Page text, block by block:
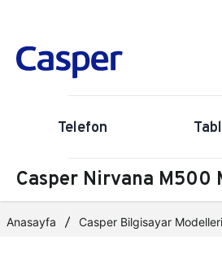
Telefon
Casper Nirvana
Anasayfa Casper Bilgisayar Modelleri